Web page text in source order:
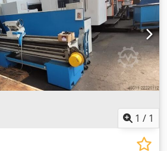
1 / 1